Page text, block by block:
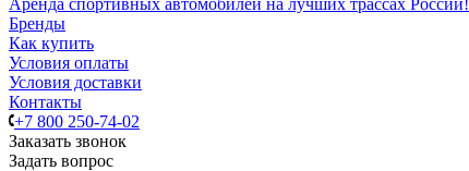
Аренда спортивных автомобилей на лучших трассах России!
Бренды
Как купить
Условия оплаты
Условия доставки
Контакты
+7 800 250-74-02
Заказать звонок
Задать вопрос